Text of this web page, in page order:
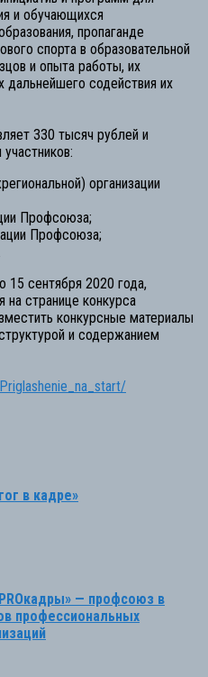
и обучающихся
пропаганде
спорта в образовательной
и опыта работы, их
содействия их
330 тысяч рублей и
организации
Профсоюза;
Профсоюза;
15 сентября 2020 года,
на странице конкурса
конкурсные материалы
и содержанием
в кадре»
— профсоюз в
профессиональных